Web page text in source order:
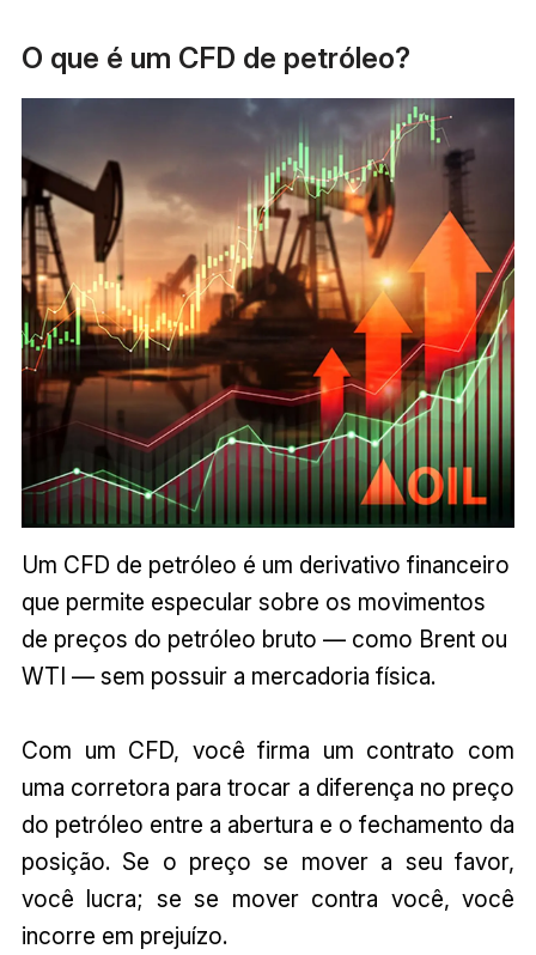
O que é um CFD de petróleo?
Um CFD de petróleo é um derivativo financeiro
que permite especular sobre os movimentos
de preços do petróleo bruto — como Brent ou
WTI — sem possuir a mercadoria física.
Com um CFD, você firma um contrato com
uma corretora para trocar a diferença no preço
do petróleo entre a abertura e o fechamento da
posição. Se o preço se mover a seu favor,
você lucra; se se mover contra você, você
incorre em prejuízo.